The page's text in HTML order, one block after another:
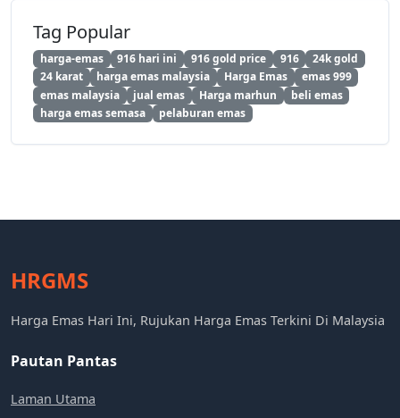
Tag Popular
harga-emas 916 hari ini 916 gold price 916
24k gold
24 karat
harga emas malaysia Harga Emas
emas 999
emas malaysia
jual emas Harga marhun
beli emas
harga emas semasa
pelaburan emas
HRGMS
Harga Emas Hari Ini, Rujukan Harga Emas Terkini Di Malaysia
Pautan Pantas
Laman Utama